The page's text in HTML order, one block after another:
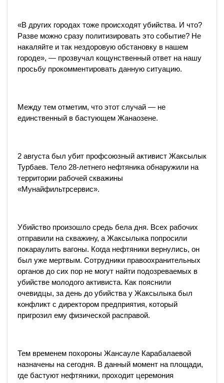
«В других городах тоже происходят убийства. И что?
Разве можно сразу политизировать это событие? Не
накаляйте и так нездоровую обстановку в нашем
городе», — прозвучал кощунственный ответ на нашу
просьбу прокомментировать данную ситуацию.
Между тем отметим, что этот случай — не
единственный в бастующем Жанаозене.
2 августа был убит профсоюзный активист Жаксылык
Турбаев. Тело 28-летнего нефтяника обнаружили на
территории рабочей скважины
«Мунайфильтрсервис».
Убийство произошло средь бела дня. Всех рабочих
отправили на скважину, а Жаксылыка попросили
покараулить вагоны. Когда нефтяники вернулись, он
был уже мертвым. Сотрудники правоохранительных
органов до сих пор не могут найти подозреваемых в
убийстве молодого активиста. Как пояснили
очевидцы, за день до убийства у Жаксылыка был
конфликт с директором предприятия, который
пригрозил ему физической расправой.
Тем временем похороны Жансауле Карабалаевой
назначены на сегодня. В данный момент на площади,
где бастуют нефтяники, проходит церемония